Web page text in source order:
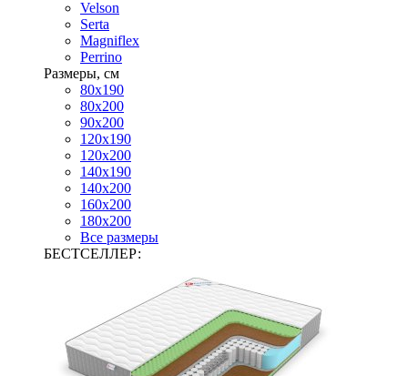
Velson
Serta
Magniflex
Perrino
Размеры, см
80х190
80х200
90х200
120х190
120х200
140х190
140х200
160х200
180х200
Все размеры
БЕСТСЕЛЛЕР: